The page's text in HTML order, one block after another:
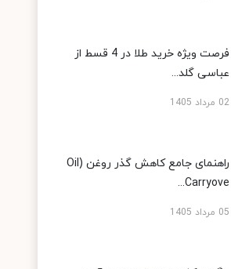
فرصت ویژه خرید طلا در 4 قسط از
عباسی گلد...
02 مرداد 1405
راهنمای جامع کاهش گذر روغن (Oil
Carryove...
05 مرداد 1405